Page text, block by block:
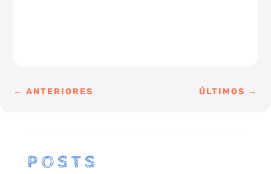
←ANTERIORES ÚLTIMOS →
POSTS